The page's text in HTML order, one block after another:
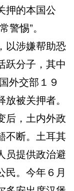
押的本国公
惕”。
涉嫌帮助恐
跃分子，其中
外交部１９
被关押者。
，土内外政
不断。土耳其
员提供政治避
民。今年６月